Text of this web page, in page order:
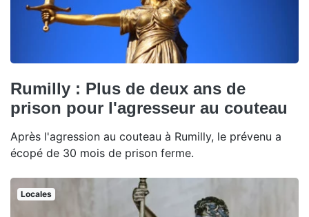
Rumilly : Plus de deux ans de
prison pour l'agresseur au couteau
Après l'agression au couteau à Rumilly, le prévenu a
écopé de 30 mois de prison ferme.
Locales